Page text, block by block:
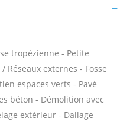
tropézienne - Petite
externes - Fosse
espaces verts - Pavé
béton - Démolition avec
extérieur - Dallage